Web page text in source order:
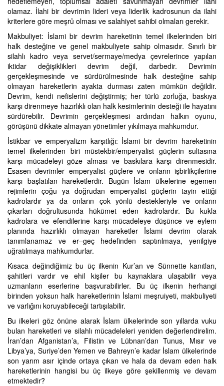
olamaz. İlahi bir devrimin lideri veya liderlik kadrosunun da ilahi
kriterlere göre meşrû olması ve salahiyet sahibi olmaları gerekir.
Makbuliyet: İslami bir devrim hareketinin temel ilkelerinden biri
halk desteğine ve genel makbuliyete sahip olmasıdır. Sınırlı bir
silahlı kadro veya servet/sermaye/medya çevrelerince yapılan
iktidar değişiklikleri devrim değil, darbedir. Devrimin
gerçekleşmesinde ve sürdürülmesinde halk desteğine sahip
olmayan hareketlerin ayakta durması zaten mümkün değildir.
Devrim, kendi nefislerini değiştirmiş; her türlü zorluğa, baskıya
karşı direnmeye hazırlıklı olan halk kesimlerinin desteği ile hayatını
sürdürebilir. Devrimin gerçekleşmesi ardından halkın oyunu,
görüşünü dikkate almayan yönetimler yıkılmaya mahkumdur.
İstikbar ve emperyalizm karşıtlığı: İslami bir devrim hareketinin
temel ilkelerinden biri müstekbir/emperyalist güçlerin sultasına
karşı mücadeleyi göze alması ve baskılara karşı direnmesidir.
Esasen devrimler emperyalist güçlere ve onların işbirlikçilerine
karşı başlatılan hareketlerdir. Bugün İslam ülkelerine egemen
rejimlerin çoğu ya doğrudan emperyalist güçlerin tayin ettiği
kadrolardır ya da onların çok yönlü destekleriyle ve onların
çıkarları doğrultusunda hükümet eden kadrolardır. Bu kukla
kadrolara ve efendilerine karşı mücadeleye düşünce ve eylem
planında hazırlıklı olmayan hareketler İslami devrim olarak
tanımlanamaz ve er–geç hedefinden saptırılmaya, yenilgiye
uğratılmaya mahkumdurlar.
Kısaca değindiğimiz bu üç ilkenin Kur’an ve Sünnette kanıtları,
şahitleri vardır ve ehil kişiler bu kaynaklara ulaşabilir veya
uzmanların eserlerine başvurabilirler. Bu üç ilkenin herhangi
birinden yoksun halk hareketlerinin İslami meşruiyeti, makbuliyeti
ve varlığını koruyabileceği tartışılabilir.
Bu ilkeleri göz önüne alarak İslam ülkelerinde son yıllarda vuku
bulan hareketleri ve silahlı mücadeleleri yeniden değerlendirelim.
İran’dan Afganistan’a, Filistin ve Lübnan’dan Tunus, Mısır ve
Libya’ya, Suriye’den Yemen ve Bahreyn’e kadar İslam ülkelerinde
son yarım asır içinde ortaya çıkan ve hala da devam eden halk
hareketlerinin hangisi bu üç ilkeye göre şekillenmiş ve devam
etmektedir?